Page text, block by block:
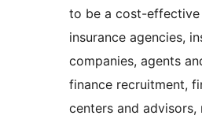
to be a cost-
insurance agencies,
companies, agents
finance recruitment,
centers and advisors,